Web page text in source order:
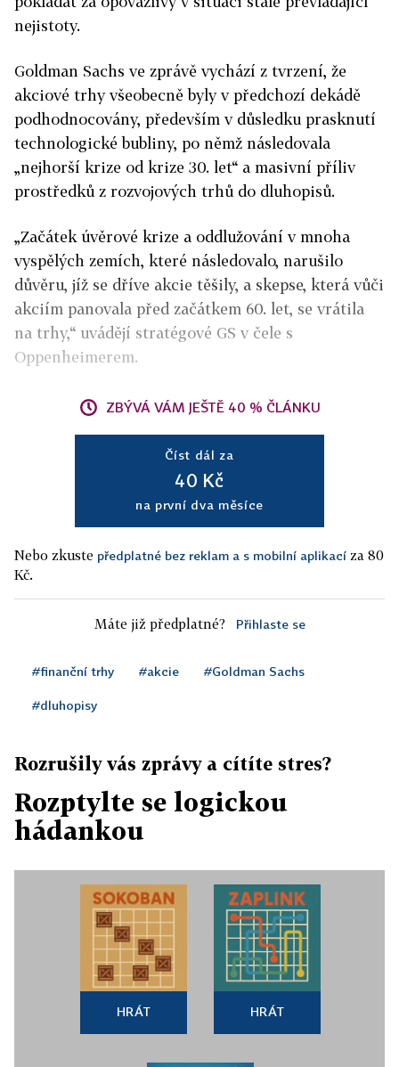
nejistoty.
Goldman Sachs ve zprávě vychází z tvrzení, že
akciové trhy všeobecně byly v předchozí dekádě
podhodnocovány, především v důsledku prasknutí
technologické bubliny, po němž následovala
„nejhorší krize od krize 30. let“ a masivní příliv
prostředků z rozvojových trhů do dluhopisů.
„Začátek úvěrové krize a oddlužování v mnoha
vyspělých zemích, které následovalo, narušilo
důvěru, jíž se dříve akcie těšily, a skepse, která vůči
akciím panovala před začátkem 60. let, se vrátila
na trhy,“ uvádějí stratégové GS v čele s
Oppenheimerem.
ZBÝVÁ VÁM JEŠTĚ 40 % ČLÁNKU
Číst dál za
40 Kč
na první dva měsíce
Nebo zkuste předplatné bez reklam a s mobilní aplikací za 80
Kč.
Máte již předplatné? Přihlaste se
#finanční trhy #akcie #Goldman Sachs
#dluhopisy
Rozrušily vás zprávy a cítíte stres?
Rozptylte se logickou
hádankou
HRÁT HRÁT